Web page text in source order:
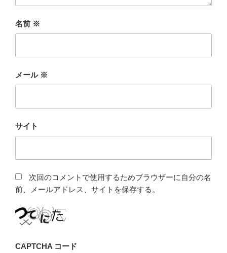
名前 ※
メール ※
サイト
次回のコメントで使用するためブラウザーに自分の名
前、メールアドレス、サイトを保存する。
CAPTCHA コード